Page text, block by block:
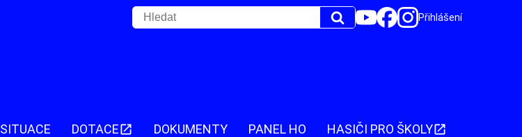
Přihlášení
SITUACE DOTACE DOKUMENTY PANEL HO HASIČI PRO ŠKOLY